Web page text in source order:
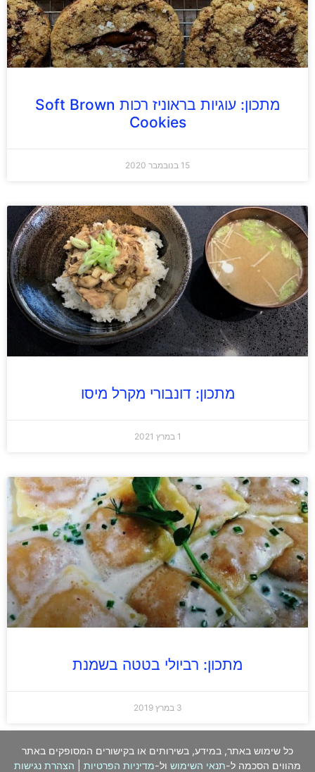
מתכון: עוגיות בראוניז רכות Soft Brown
Cookies
15 בנובמבר 2020
מתכון: דונבורי מקרל מיסו
1 במרץ 2021
מתכון: רביולי בטטה בשמנת
3 במרץ 2019
כל שימוש באתר, במידע, בשירותים או בקישורים המסופקים באתר
מהווים הסכמה ל-תנאי השימוש ול-מדיניות הפרטיות הצהרת נגישות